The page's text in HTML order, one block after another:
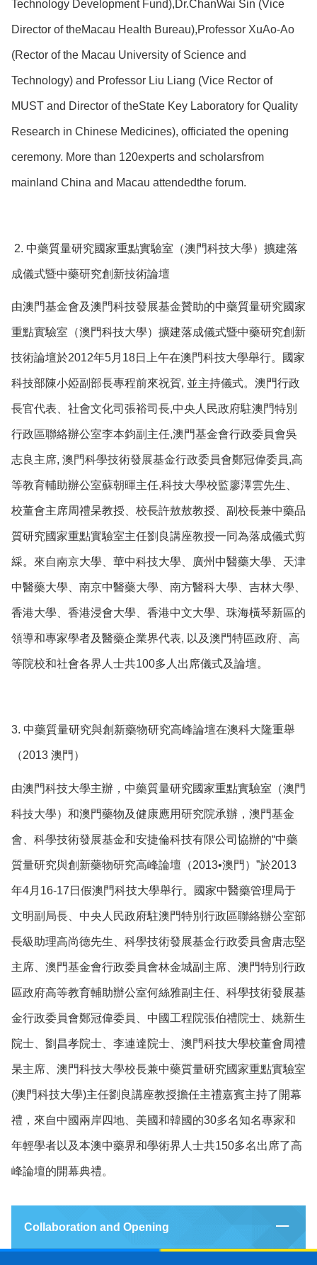
Technology Development Fund),Dr.ChanWai Sin (Vice
Director of theMacau Health Bureau),Professor XuAo-Ao
(Rector of the Macau University of Science and
Technology) and Professor Liu Liang (Vice Rector of
MUST and Director of theState Key Laboratory for Quality
Research in Chinese Medicines), officiated the opening
ceremony. More than 120experts and scholarsfrom
mainland China and Macau attendedthe forum.
2. 中藥質量研究國家重點實驗室（澳門科技大學）擴建落
成儀式暨中藥研究創新技術論壇
由澳門基金會及澳門科技發展基金贊助的中藥質量研究國家
重點實驗室（澳門科技大學）擴建落成儀式暨中藥研究創新
技術論壇於2012年5月18日上午在澳門科技大學舉行。國家
科技部陳小婭副部長專程前來祝賀, 並主持儀式。澳門行政
長官代表、社會文化司張裕司長,中央人民政府駐澳門特別
行政區聯絡辦公室李本鈞副主任,澳門基金會行政委員會吳
志良主席, 澳門科學技術發展基金行政委員會鄭冠偉委員,高
等教育輔助辦公室蘇朝暉主任,科技大學校監廖澤雲先生、
校董會主席周禮杲教授、校長許敖敖教授、副校長兼中藥品
質研究國家重點實驗室主任劉良講座教授一同為落成儀式剪
綵。來自南京大學、華中科技大學、廣州中醫藥大學、天津
中醫藥大學、南京中醫藥大學、南方醫科大學、吉林大學、
香港大學、香港浸會大學、香港中文大學、珠海橫琴新區的
領導和專家學者及醫藥企業界代表, 以及澳門特區政府、高
等院校和社會各界人士共100多人出席儀式及論壇。
3. 中藥質量研究與創新藥物研究高峰論壇在澳科大隆重舉
（2013 澳門）
由澳門科技大學主辦，中藥質量研究國家重點實驗室（澳門
科技大學）和澳門藥物及健康應用研究院承辦，澳門基金
會、科學技術發展基金和安捷倫科技有限公司協辦的“中藥
質量研究與創新藥物研究高峰論壇（2013•澳門）”於2013
年4月16-17日假澳門科技大學舉行。國家中醫藥管理局于
文明副局長、中央人民政府駐澳門特別行政區聯絡辦公室部
長級助理高尚德先生、科學技術發展基金行政委員會唐志堅
主席、澳門基金會行政委員會林金城副主席、澳門特別行政
區政府高等教育輔助辦公室何絲雅副主任、科學技術發展基
金行政委員會鄭冠偉委員、中國工程院張伯禮院士、姚新生
院士、劉昌孝院士、李連達院士、澳門科技大學校董會周禮
杲主席、澳門科技大學校長兼中藥質量研究國家重點實驗室
(澳門科技大學)主任劉良講座教授擔任主禮嘉賓主持了開幕
禮，來自中國兩岸四地、美國和韓國的30多名知名專家和
年輕學者以及本澳中藥界和學術界人士共150多名出席了高
峰論壇的開幕典禮。
Collaboration and Opening